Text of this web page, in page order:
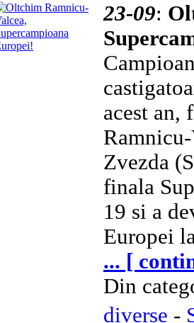
23-09:
acest an,
Zvezda
finala
19 si a
Europei
... [
Din
diverse -